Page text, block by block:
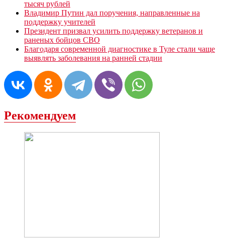
тысяч рублей
Владимир Путин дал поручения, направленные на
поддержку учителей
Президент призвал усилить поддержку ветеранов и
раненых бойцов СВО
Благодаря современной диагностике в Туле стали чаще
выявлять заболевания на ранней стадии
Рекомендуем